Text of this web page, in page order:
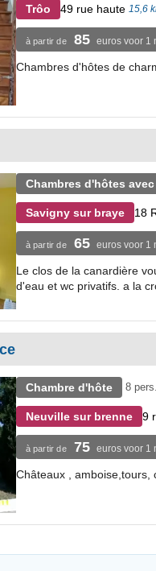
Trôo 49 rue haute 15,6
à partir de 85 euros voor 1
Chambres d'hôtes de
Chambres d'hôtes
Savigny sur braye 18
à partir de 65 euros voor 1
Le clos de la canardière
d'eau et wc privatifs. a la
Chambre d'hôte 8 pers.
Neuville sur brenne 9
à partir de 75 euros voor 1
Châteaux , amboise,tours,